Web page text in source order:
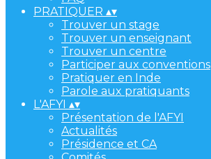
PRATIQUER ▴▾
Trouver un stage
Trouver un enseignant
Trouver un centre
Participer aux conventions
Pratiquer en Inde
Parole aux pratiquants
L'AFYI ▴▾
Présentation de l'AFYI
Actualités
Présidence et CA